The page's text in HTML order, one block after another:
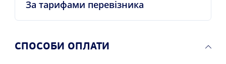
За тарифами перевізника
СПОСОБИ ОПЛАТИ